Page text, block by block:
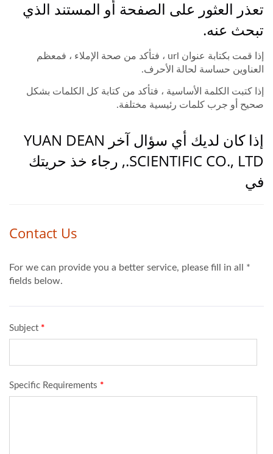
تعذر العثور على الصفحة أو المستند الذي
تبحث عنه.
إذا قمت بكتابة عنوان url ، فتأكد من صحة الإملاء ، فمعظم
العناوين حساسة لحالة الأحرف.
إذا كتبت الكلمة الأساسية ، فتأكد من كتابة كل الكلمات بشكل
صحيح أو جرب كلمات رئيسية مختلفة.
إذا كان لديك أي سؤال آخر YUAN DEAN
SCIENTIFIC CO., LTD., رجاء خذ حريتك
في